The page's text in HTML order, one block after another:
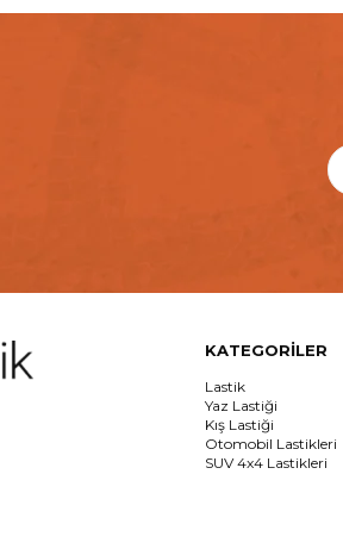
KATEGORİLER
Lastik
Yaz Lastiği
Kış Lastiği
Otomobil Lastikleri
SUV 4x4 Lastikleri